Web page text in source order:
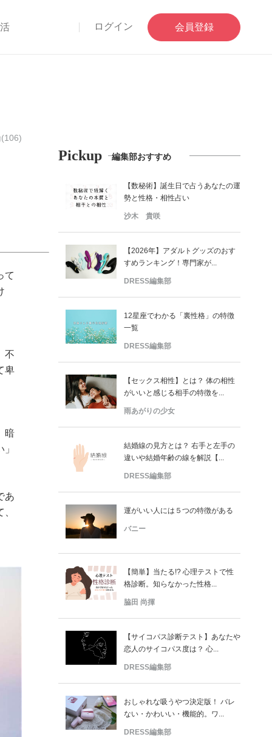
ログイン 会員登録
て
不
卑
暗
あ
Pickup 編集部おすすめ
【数秘術】誕生日で占うあなたの運
勢と性格・相性占い
沙木 貴咲
【2026年】アダルトグッズのおす
すめランキング！専門家が...
DRESS編集部
12星座でわかる「裏性格」の特徴
一覧
DRESS編集部
【セックス相性】とは？ 体の相性
がいいと感じる相手の特徴を...
雨あがりの少女
結婚線の見方とは？ 右手と左手の
違いや結婚年齢の線を解説【...
DRESS編集部
運がいい人には５つの特徴がある
バニー
【簡単】当たる!? 心理テストで性
格診断。知らなかった性格...
脇田 尚揮
【サイコパス診断テスト】あなたや
恋人のサイコパス度は？ 心...
DRESS編集部
おしゃれな吸うやつ決定版！ バレ
ない・かわいい・機能的。ワ...
DRESS編集部